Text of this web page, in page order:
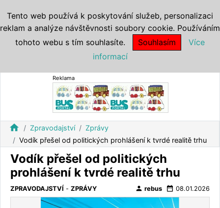
Reklama
home Zpravodajství
Zprávy
Vodík přešel od politických prohlášení k tvrdé realitě trhu
Vodík přešel od politických
prohlášení k tvrdé realitě trhu
ZPRAVODAJSTVÍ - ZPRÁVY person rebus date_range 08.01.2026
Tento web používá k poskytování služeb, personalizaci
reklam a analýze návštěvnosti soubory cookie. Používáním
tohoto webu s tím souhlasíte.
Souhlasím
Více
informací